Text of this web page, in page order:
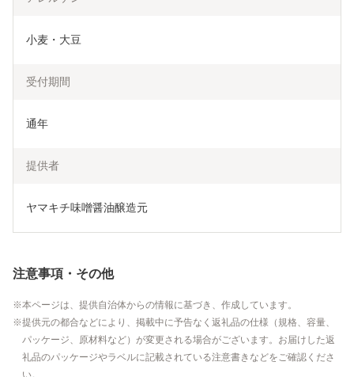
小麦・大豆
受付期間
通年
提供者
ヤマキチ味噌醤油醸造元
注意事項・その他
本ページは、提供自治体からの情報に基づき、作成しています。
提供元の都合などにより、掲載中に予告なく返礼品の仕様（規格、容量、
パッケージ、原材料など）が変更される場合がございます。お届けした返
礼品のパッケージやラベルに記載されている注意書きなどをご確認くださ
い。